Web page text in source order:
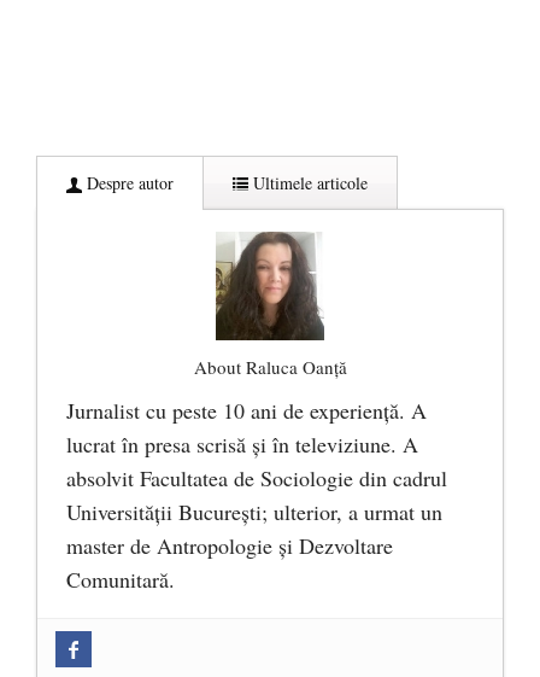
Despre autor Ultimele articole
About Raluca Oanță
Jurnalist cu peste 10 ani de experiență. A
lucrat în presa scrisă și în televiziune. A
absolvit Facultatea de Sociologie din cadrul
Universității București; ulterior, a urmat un
master de Antropologie și Dezvoltare
Comunitară.